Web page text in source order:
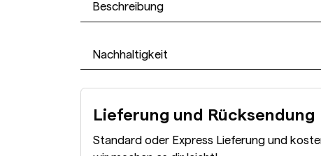
Beschreibung
Nachhaltigkeit
Lieferung und Rücksendung
Standard oder Express Lieferung und